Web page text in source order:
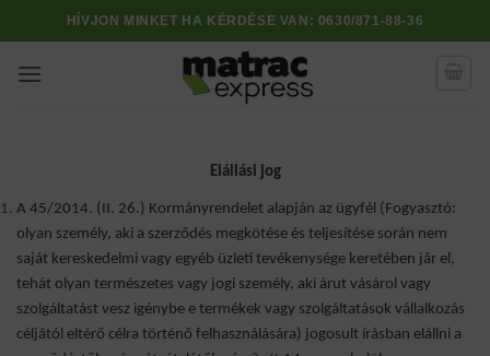
to
content
HÍVJON MINKET HA KÉRDÉSE VAN: 0630/871-88-36
Elállási jog
A 45/2014. (II. 26.) Kormányrendelet alapján az ügyfél (Fogyasztó:
olyan személy, aki a szerződés megkötése és teljesítése során nem
saját kereskedelmi vagy egyéb üzleti tevékenysége keretében jár el,
tehát olyan természetes vagy jogi személy, aki árut vásárol vagy
szolgáltatást vesz igénybe e termékek vagy szolgáltatások vállalkozás
céljától eltérő célra történő felhasználására) jogosult írásban elállni a